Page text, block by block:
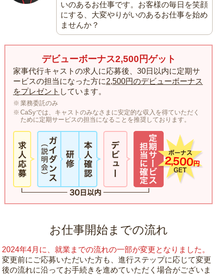
いのあるお仕事です。お客様の毎日を笑顔
にする、大変やりがいのあるお仕事を始め
ませんか？
デビューボーナス2,500円ゲット
家事代行キャストの求人に応募後、30日以内に定期サ
ービスの担当になった方に2,500円のデビューボーナス
をプレゼント しています。
業務委託のみ
CaSyでは、キャストのみなさまに安定的な収入を得ていただく
ために定期サービスの担当になることを推奨しております。
お仕事開始までの流れ
2024年4月に、就業までの流れの一部が変更となりました。
変更前にご応募いただいた方も、進行ステップに応じて変更
後の流れに沿ってお手続きを進めていただく場合がございま